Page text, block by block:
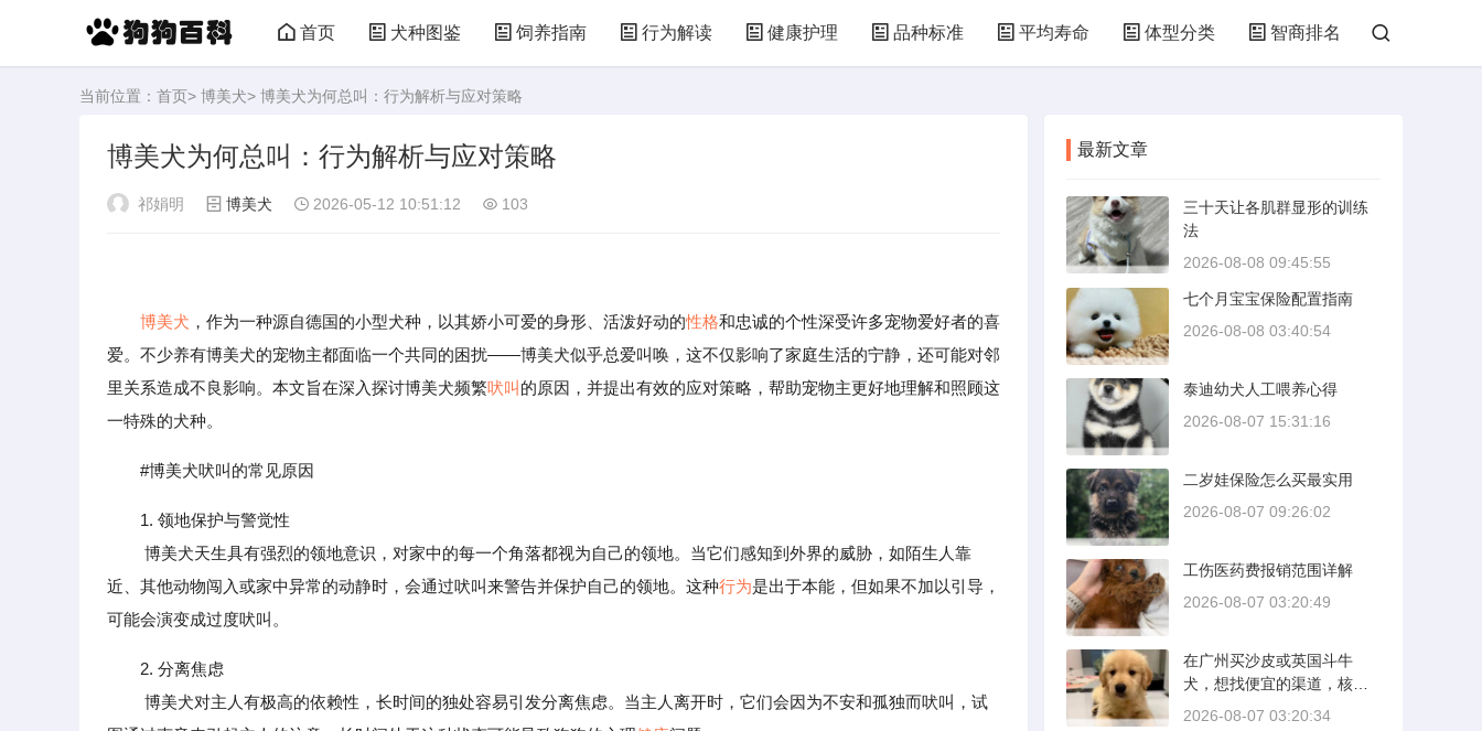
首页 犬种图鉴 饲养指南 行为解读 健康护理 品种标准 平均寿命 体型分类 智商排名
当前位置： 首页> 博美犬> 博美犬为何总叫：行为解析与应对策略
博美犬为何总叫：行为解析与应对策略
祁娟明 博美犬 2026-05-12 10:51:12 103
博美犬 ，作为一种源自德国的小型犬种，以其娇小可爱的身形、活泼好动的性格和忠诚的个性深受许多宠物爱好者的喜
爱。不少养有博美犬的宠物主都面临一个共同的困扰——博美犬似乎总爱叫唤，这不仅影响了家庭生活的宁静，还可能对邻
里关系造成不良影响。本文旨在深入探讨博美犬频繁吠叫 的原因，并提出有效的应对策略，帮助宠物主更好地理解和照顾这
一特殊的犬种。
#博美犬吠叫的常见原因
1. 领地保护与警觉性
博美犬天生具有强烈的领地意识，对家中的每一个角落都视为自己的领地。当它们感知到外界的威胁，如陌生人靠
近、其他动物闯入或家中异常的动静时，会通过吠叫来警告并保护自己的领地。这种行为是出于本能，但如果不加以引导，
可能会演变成过度吠叫。
2. 分离焦虑
博美犬对主人有极高的依赖性，长时间的独处容易引发分离焦虑。当主人离开时，它们会因为不安和孤独而吠叫，试
最新文章
三十天让各肌群显形的训练
法
2026-08-08 09:45:55
七个月宝宝保险配置指南
2026-08-08 03:40:54
泰迪幼犬人工喂养心得
2026-08-07 15:31:16
二岁娃保险怎么买最实用
2026-08-07 09:26:02
工伤医药费报销范围详解
2026-08-07 03:20:49
在广州买沙皮或英国斗牛
犬，想找便宜的渠道，核心
是分清“便宜”和“捡漏”的界
2026-08-07 03:20:34